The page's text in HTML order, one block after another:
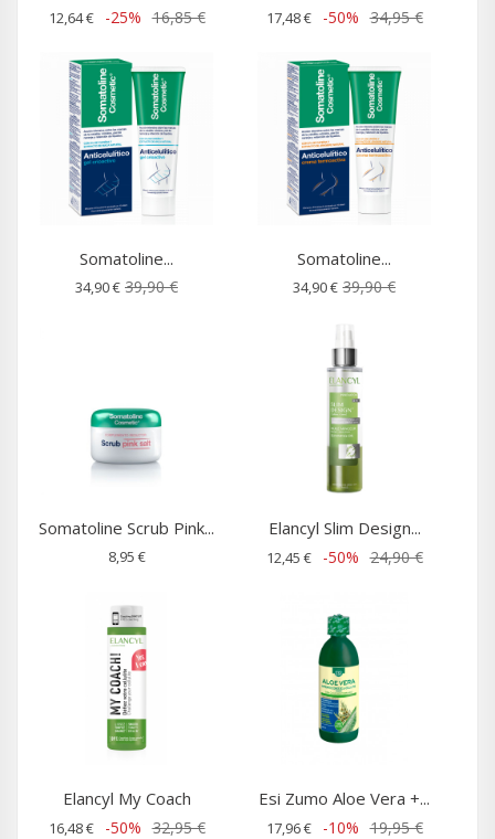
12,64 € -25% 16,85 € 17,48 € -50% 34,95 €
Somatoline...
34,90 € 39,90 €
Somatoline...
34,90 € 39,90 €
Somatoline Scrub Pink...
8,95 €
Elancyl Slim Design...
12,45 € -50% 24,90 €
Elancyl My Coach
16,48 € -50% 32,95 €
Esi Zumo Aloe Vera +...
17,96 € -10% 19,95 €